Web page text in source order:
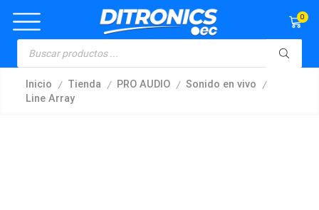
0
Inicio / Tienda / PRO AUDIO / Sonido en vivo /
Line Array